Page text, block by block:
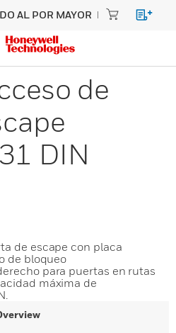
AL POR MAYOR
de
DIN
de escape con placa
de bloqueo
para puertas en rutas
máxima de